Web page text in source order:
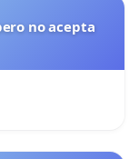
no acepta